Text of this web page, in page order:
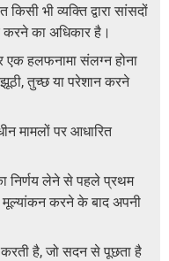
भी व्यक्ति द्वारा सांसदों
करने का अधिकार है।
हलफनामा संलग्न होना
तुच्छ या परेशान करने
मामलों पर आधारित
निर्णय लेने से पहले प्रथम
करने के बाद अपनी
करती है, जो सदन से पूछता है